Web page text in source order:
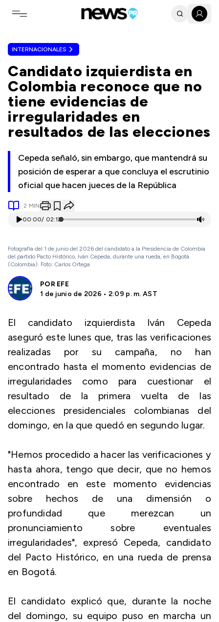
Toggle navigation menu
INTERNACIONALES
Candidato izquierdista en
Colombia reconoce que no
tiene evidencias de
irregularidades en
resultados de las elecciones
Cepeda señaló, sin embargo, que mantendrá su
posición de esperar a que concluya el escrutinio
oficial que hacen jueces de la República
2 MIN
00:00/ 02:12
Fotografía del 1 de junio del 2026 del candidato a la Presidencia de Colombia
del partido Pacto Histórico, Iván Cepeda, durante una rueda, en Bogotá
(Colombia). Foto: Carlos Ortega
POR EFE
1 de junio de 2026 • 2:09 p. m. AST
El candidato izquierdista Iván Cepeda
aseguró este lunes que, tras las verificaciones
realizadas por su campaña, no han
encontrado hasta el momento evidencias de
irregularidades como para cuestionar el
resultado de la primera vuelta de las
elecciones presidenciales colombianas del
domingo, en la que quedó en segundo lugar.
"Hemos procedido a hacer las verificaciones y
hasta ahora, tengo que decir, que no hemos
encontrado en este momento evidencias
sobre hechos de una dimensión o
profundidad que merezcan un
pronunciamiento sobre eventuales
irregularidades", expresó Cepeda, candidato
del Pacto Histórico, en una rueda de prensa
en Bogotá.
El candidato explicó que, durante la noche
del domingo, su equipo puso en marcha un